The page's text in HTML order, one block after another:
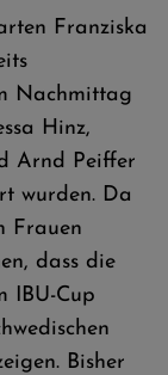
Franziska
Nachmittag
Hinz,
Arnd Peiffer
wurden. Da
Frauen
dass die
IBU-Cup
Bisher